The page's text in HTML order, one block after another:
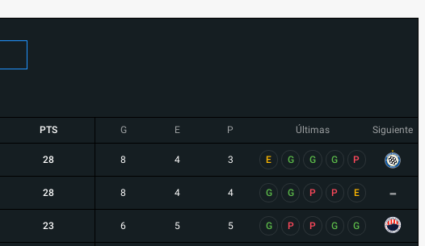
PTS G E P Últimas Siguiente
28 8 4 3 E G G G P
28 8 4 4 G G P P E -
23 6 5 5 G P P G G